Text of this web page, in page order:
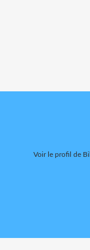
Voir le profil de